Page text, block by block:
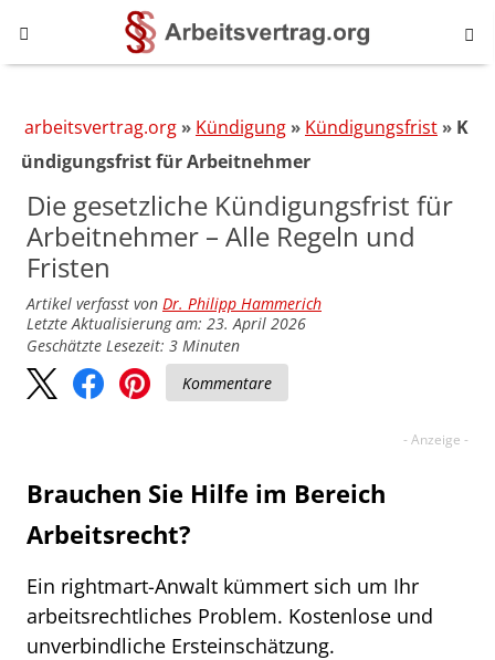
arbeitsvertrag.org Kündigung Kündigungsfrist
K
ündigungsfrist für Arbeitnehmer
Die gesetzliche Kündigungsfrist für
Arbeitnehmer – Alle Regeln und
Fristen
Artikel verfasst von Dr. Philipp Hammerich
Letzte Aktualisierung am: 23. April 2026
Geschätzte Lesezeit: 3 Minuten
Kommentare
Brauchen Sie Hilfe im Bereich
Arbeitsrecht?
Ein rightmart-Anwalt kümmert sich um Ihr
arbeitsrechtliches Problem. Kostenlose und
unverbindliche Ersteinschätzung.